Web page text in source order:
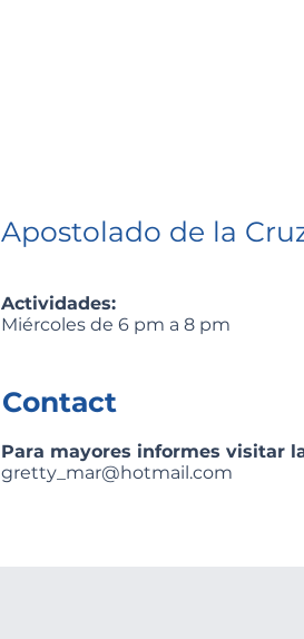
Apostolado de la
Actividades:
Miércoles de 6 pm a 8 pm
Contact
Para mayores informes visitar
gretty_mar@hotmail.com